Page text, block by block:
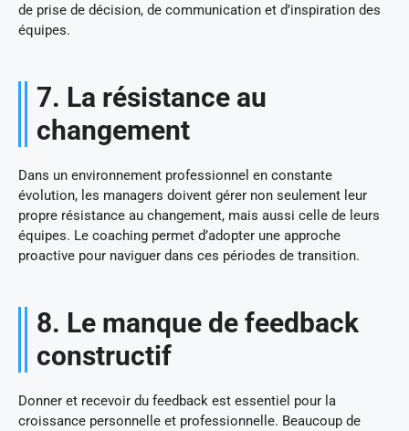
de prise de décision, de communication et d’inspiration des
équipes.
7. La résistance au
changement
Dans un environnement professionnel en constante
évolution, les managers doivent gérer non seulement leur
propre résistance au changement, mais aussi celle de leurs
équipes. Le coaching permet d’adopter une approche
proactive pour naviguer dans ces périodes de transition.
8. Le manque de feedback
constructif
Donner et recevoir du feedback est essentiel pour la
croissance personnelle et professionnelle. Beaucoup de